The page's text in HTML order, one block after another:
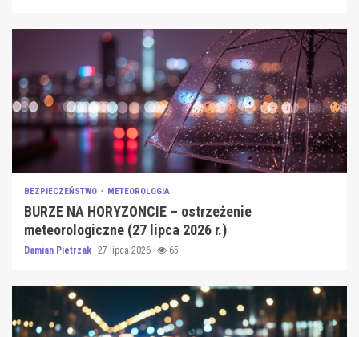
BEZPIECZEŃSTWO METEOROLOGIA
BURZE NA HORYZONCIE – ostrzeżenie
meteorologiczne (27 lipca 2026 r.)
Damian Pietrzak 27 lipca 2026 65